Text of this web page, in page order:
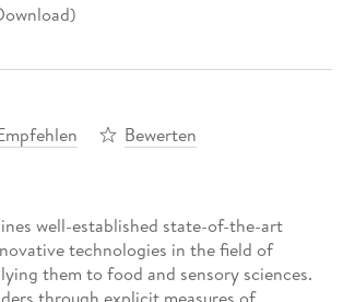
Bewerten
well-established state-of-the-art
technologies in the field of
them to food and sensory sciences.